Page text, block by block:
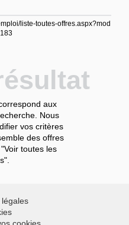
liste-toutes-offres.aspx?mod
aux
Nous
vos critères
des offres
toutes les